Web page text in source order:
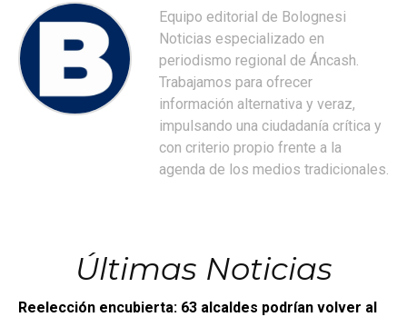
Equipo editorial de Bolognesi
Noticias especializado en
periodismo regional de Áncash.
Trabajamos para ofrecer
información alternativa y veraz,
impulsando una ciudadanía crítica y
con criterio propio frente a la
agenda de los medios tradicionales.
Últimas Noticias
Reelección encubierta: 63 alcaldes podrían volver al